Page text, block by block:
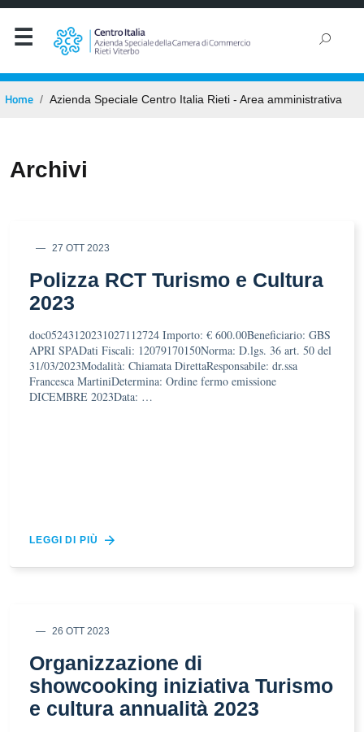
Home Azienda Speciale Centro Italia Rieti - Area amministrativa
Archivi
27 OTT 2023
Polizza RCT Turismo e Cultura
2023
doc05243120231027112724 Importo: € 600.00Beneficiario: GBS
APRI SPADati Fiscali: 12079170150Norma: D.lgs. 36 art. 50 del
31/03/2023Modalità: Chiamata DirettaResponsabile: dr.ssa
Francesca MartiniDetermina: Ordine fermo emissione
DICEMBRE 2023Data: …
LEGGI DI PIÙ
26 OTT 2023
Organizzazione di
showcooking iniziativa Turismo
e cultura annualità 2023